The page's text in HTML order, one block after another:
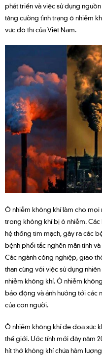
phát triển và việc sử dụng
tăng cường tình trạng ô nhiễm
vực đô thị của Việt Nam.
Ô nhiễm không khí làm cho
trong không khí bị ô nhiễm. Các
hệ thống tim mạch, gây ra các
bệnh phổi tắc nghẽn mãn tính
Các ngành công nghiệp, giao
than cùng với việc sử dụng
nhiễm không khí. Ô nhiễm
báo động và ảnh hưởng tới các
của con người.
Ô nhiễm không khí đe dọa sức
thế giới. Ước tính mới đây năm
hít thở không khí chứa hàm